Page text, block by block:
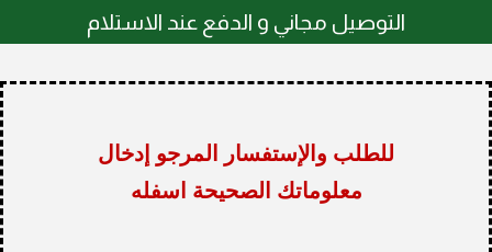
التوصيل مجاني و الدفع عند الاستلام
للطلب والإستفسار المرجو إدخال
معلوماتك الصحيحة اسفله